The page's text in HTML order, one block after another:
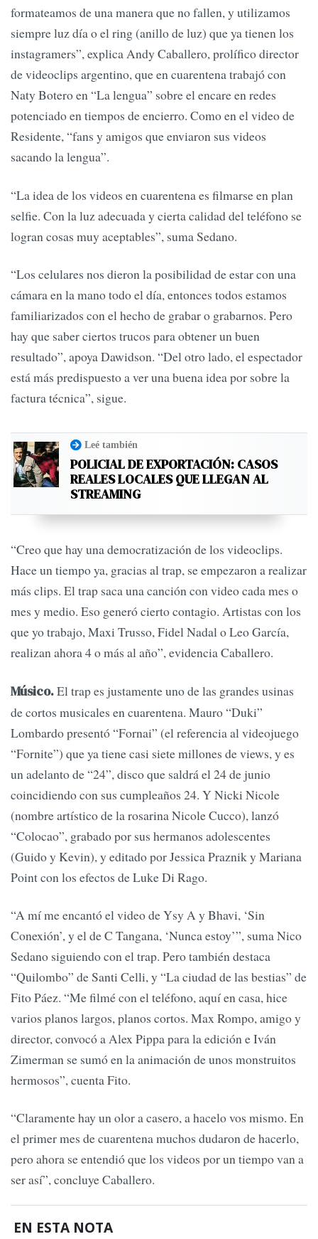
formateamos de una manera que no fallen, y utilizamos
siempre luz día o el ring (anillo de luz) que ya tienen los
instagramers”, explica Andy Caballero, prolífico director
de videoclips argentino, que en cuarentena trabajó con
Naty Botero en “La lengua” sobre el encare en redes
potenciado en tiempos de encierro. Como en el video de
Residente, “fans y amigos que enviaron sus videos
sacando la lengua”.
“La idea de los videos en cuarentena es filmarse en plan
selfie. Con la luz adecuada y cierta calidad del teléfono se
logran cosas muy aceptables”, suma Sedano.
“Los celulares nos dieron la posibilidad de estar con una
cámara en la mano todo el día, entonces todos estamos
familiarizados con el hecho de grabar o grabarnos. Pero
hay que saber ciertos trucos para obtener un buen
resultado”, apoya Dawidson. “Del otro lado, el espectador
está más predispuesto a ver una buena idea por sobre la
factura técnica”, sigue.
Leé también
POLICIAL DE EXPORTACIÓN: CASOS
REALES LOCALES QUE LLEGAN AL
STREAMING
“Creo que hay una democratización de los videoclips.
Hace un tiempo ya, gracias al trap, se empezaron a realizar
más clips. El trap saca una canción con video cada mes o
mes y medio. Eso generó cierto contagio. Artistas con los
que yo trabajo, Maxi Trusso, Fidel Nadal o Leo García,
realizan ahora 4 o más al año”, evidencia Caballero.
Músico.El trap es justamente uno de las grandes usinas
de cortos musicales en cuarentena. Mauro “Duki”
Lombardo presentó “Fornai” (el referencia al videojuego
“Fornite”) que ya tiene casi siete millones de views, y es
un adelanto de “24”, disco que saldrá el 24 de junio
coincidiendo con sus cumpleaños 24. Y Nicki Nicole
(nombre artístico de la rosarina Nicole Cucco), lanzó
“Colocao”, grabado por sus hermanos adolescentes
(Guido y Kevin), y editado por Jessica Praznik y Mariana
Point con los efectos de Luke Di Rago.
“A mí me encantó el video de Ysy A y Bhavi, ‘Sin
Conexión’, y el de C Tangana, ‘Nunca estoy’”, suma Nico
Sedano siguiendo con el trap. Pero también destaca
“Quilombo” de Santi Celli, y “La ciudad de las bestias” de
Fito Páez. “Me filmé con el teléfono, aquí en casa, hice
varios planos largos, planos cortos. Max Rompo, amigo y
director, convocó a Alex Pippa para la edición e Iván
Zimerman se sumó en la animación de unos monstruitos
hermosos”, cuenta Fito.
“Claramente hay un olor a casero, a hacelo vos mismo. En
el primer mes de cuarentena muchos dudaron de hacerlo,
pero ahora se entendió que los videos por un tiempo van a
ser así”, concluye Caballero.
EN ESTA NOTA